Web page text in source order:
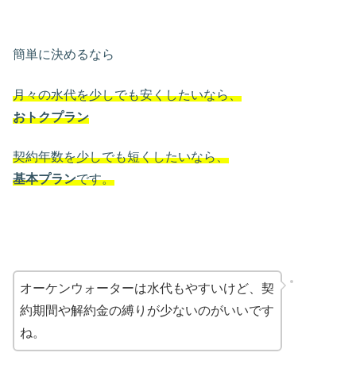
簡単に決めるなら
月々の水代を少しでも安くしたいなら、
おトクプラン
契約年数を少しでも短くしたいなら、
基本プランです。
オーケンウォーターは水代もやすいけど、契
約期間や解約金の縛りが少ないのがいいです
ね。